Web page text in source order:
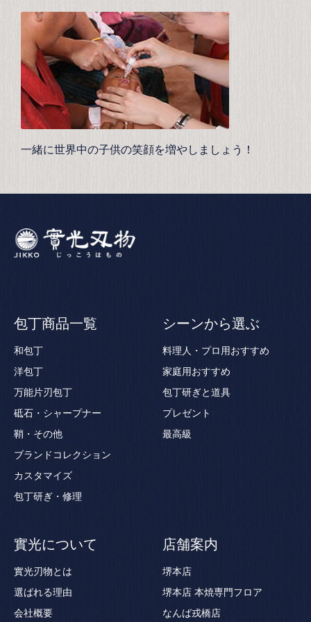
一緒に世界中の子供の笑顔を増やしましょう！
包丁商品一覧
和包丁
洋包丁
万能片刃包丁
砥石・シャープナー
鞘・その他
ブランドコレクション
カスタマイズ
包丁研ぎ・修理
シーンから選ぶ
料理人・プロ用おすすめ
家庭用おすすめ
包丁研ぎと道具
プレゼント
最高級
實光について
實光刃物とは
選ばれる理由
会社概要
店舗案内
堺本店
堺本店 本焼専門フロア
なんば戎橋店